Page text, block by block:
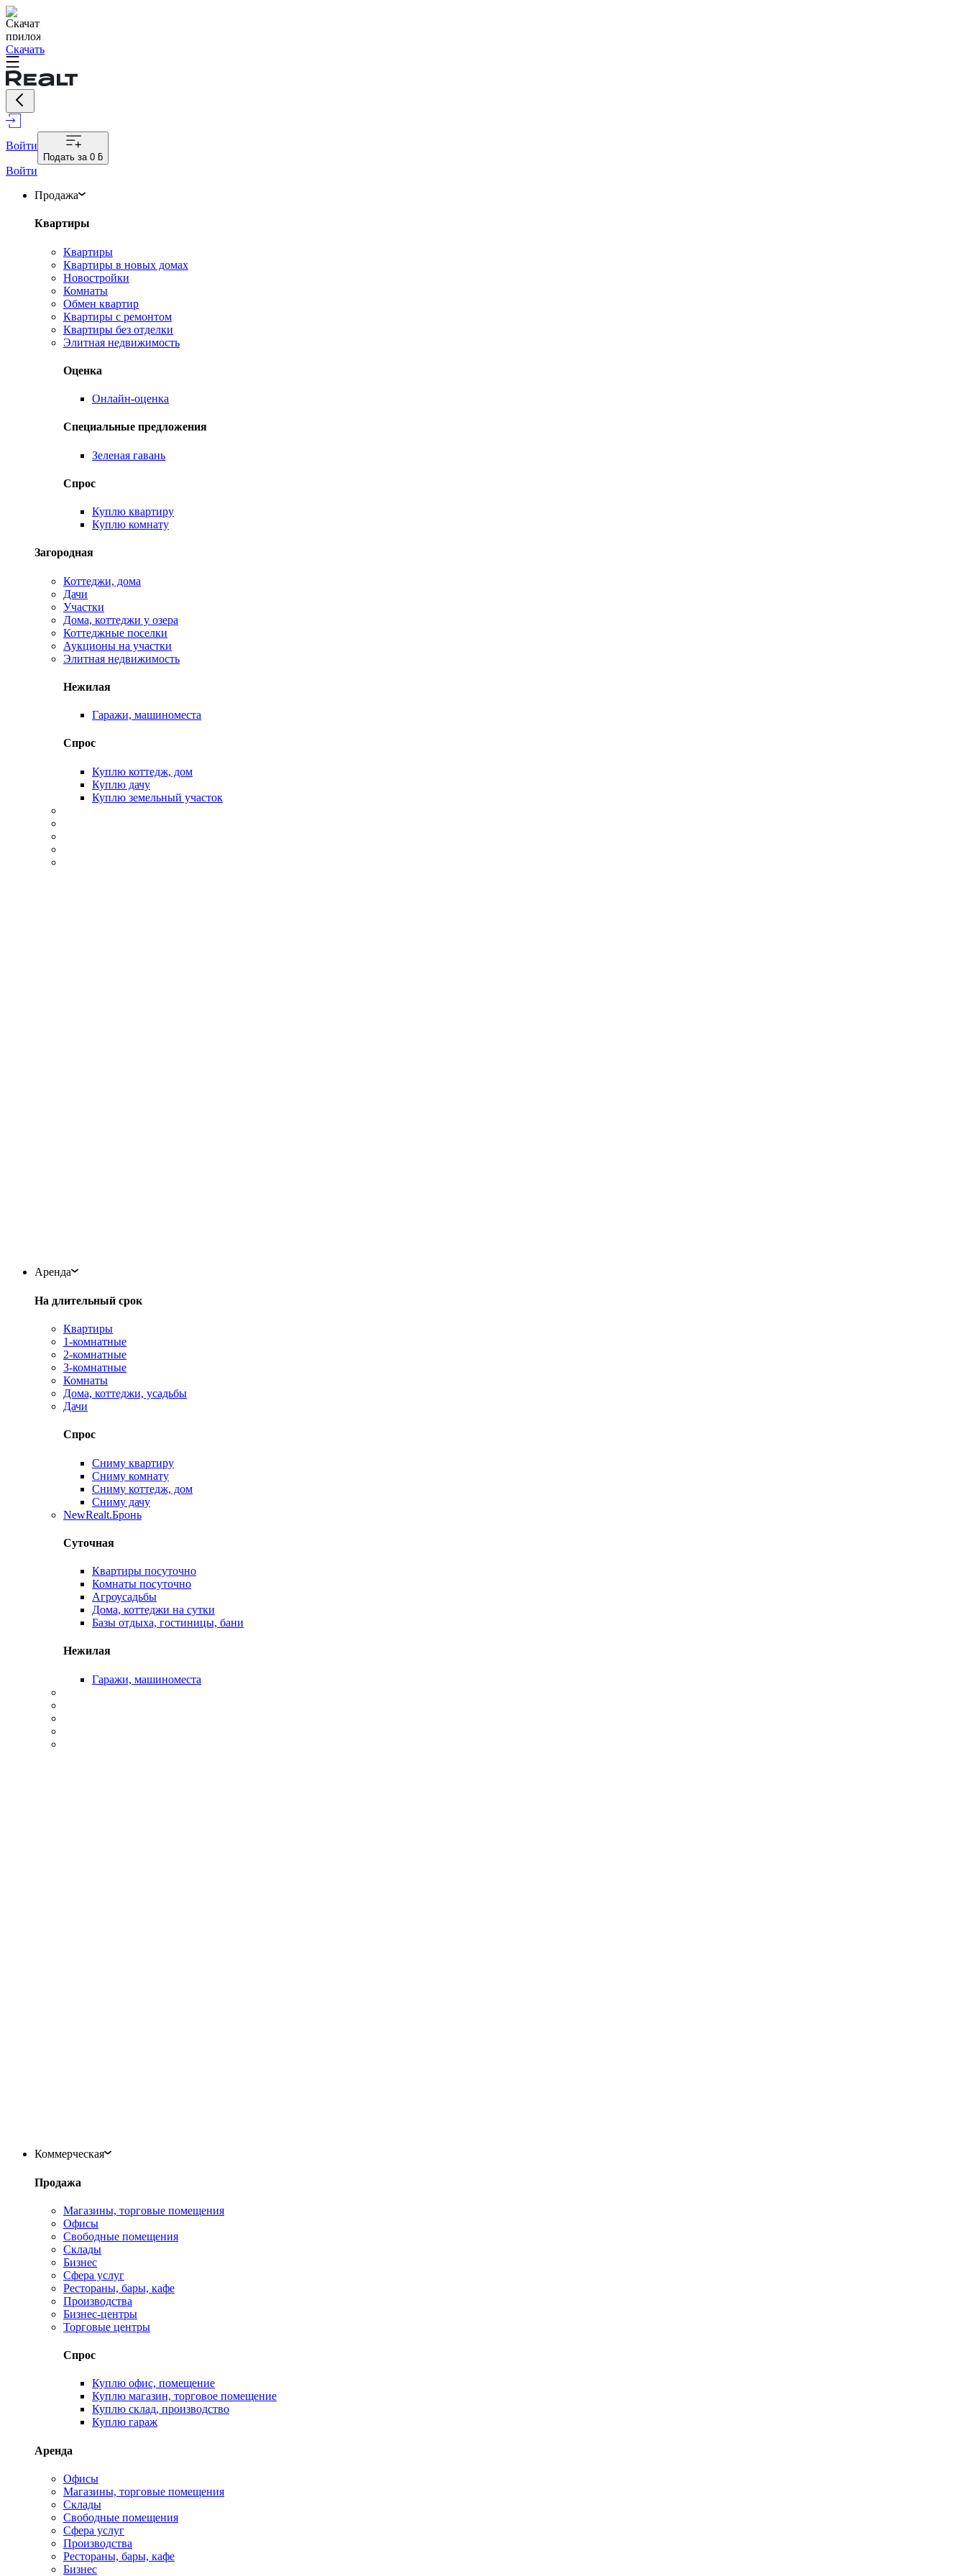
Скачать
Войти
Подать за 0 ƃ
Войти
Продажа
Квартиры
Квартиры
Квартиры в новых домах
Новостройки
Комнаты
Обмен квартир
Квартиры с ремонтом
Квартиры без отделки
Элитная недвижимость
Оценка
Онлайн-оценка
Специальные предложения
Зеленая гавань
Спрос
Куплю квартиру
Куплю комнату
Загородная
Коттеджи, дома
Дачи
Участки
Дома, коттеджи у озера
Коттеджные поселки
Аукционы на участки
Элитная недвижимость
Нежилая
Гаражи, машиноместа
Спрос
Куплю коттедж, дом
Куплю дачу
Куплю земельный участок
Аренда
На длительный срок
Квартиры
1-комнатные
2-комнатные
3-комнатные
Комнаты
Дома, коттеджи, усадьбы
Дачи
Спрос
Сниму квартиру
Сниму комнату
Сниму коттедж, дом
Сниму дачу
NewRealt.Бронь
Суточная
Квартиры посуточно
Комнаты посуточно
Агроусадьбы
Дома, коттеджи на сутки
Базы отдыха, гостиницы, бани
Нежилая
Гаражи, машиноместа
Коммерческая
Продажа
Магазины, торговые помещения
Офисы
Свободные помещения
Склады
Бизнес
Сфера услуг
Рестораны, бары, кафе
Производства
Бизнес-центры
Торговые центры
Спрос
Куплю офис, помещение
Куплю магазин, торговое помещение
Куплю склад, производство
Куплю гараж
Аренда
Офисы
Магазины, торговые помещения
Склады
Свободные помещения
Сфера услуг
Производства
Рестораны, бары, кафе
Бизнес